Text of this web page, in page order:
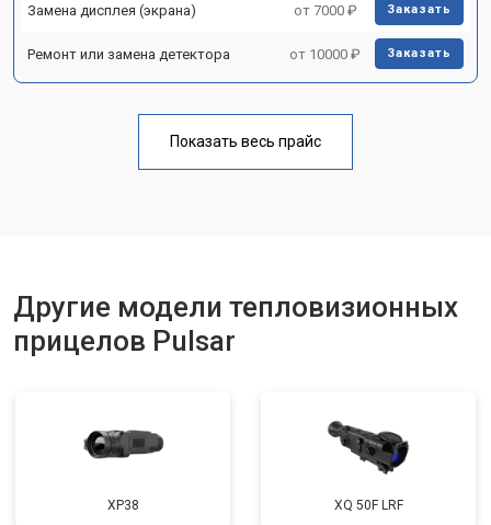
Замена дисплея (экрана) от 7000 ₽ Заказать
Ремонт или замена детектора от 10000 ₽ Заказать
Показать весь прайс
Другие модели тепловизионных
прицелов Pulsar
XP38 XQ 50F LRF